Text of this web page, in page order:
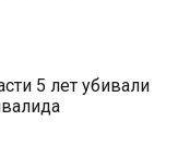
5 лет убивали